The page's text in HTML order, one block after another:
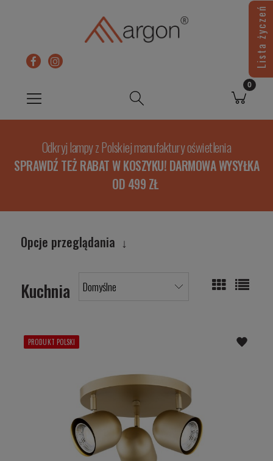
Odkryj lampy z Polskiej manufaktury oświetlenia
SPRAWDŹ TEŻ RABAT W KOSZYKU! DARMOWA WYSYŁKA
OD 499 ZŁ
Opcje przeglądania
Kuchnia
PRODUKT POLSKI
Lista życzeń